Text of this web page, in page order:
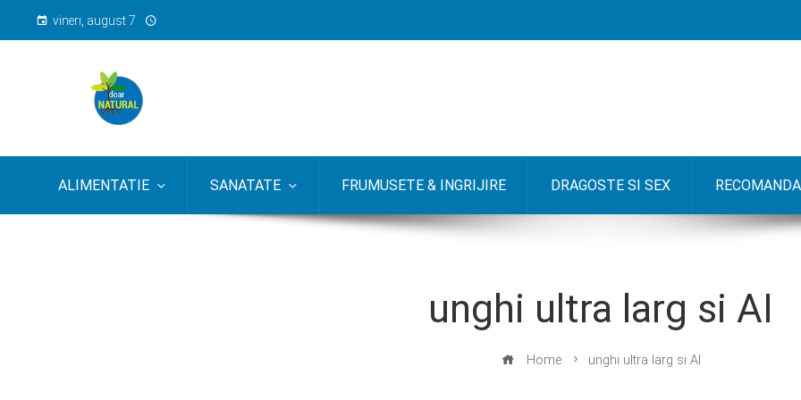
vineri, august 7
ALIMENTATIE SANATATE FRUMUSETE & INGRIJIRE DRAGOSTE SI SEX
unghi ultra larg si AI
Home unghi ultra larg si AI